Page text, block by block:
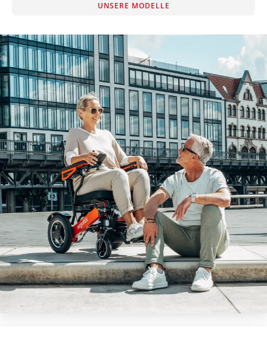
UNSERE MODELLE